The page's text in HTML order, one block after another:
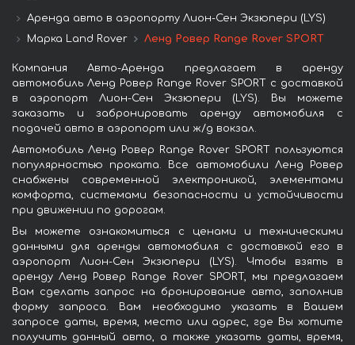
Аренда авто в аэропорту Лион-Сен Экзюпери (LYS)
Марка Land Rover
Ленд Ровер Range Rover SPORT
Компания Авто-Аренда предлагает в аренду
автомобиль Ленд Ровер Range Rover SPORT с доставкой
в аэропорт Лион-Сен Экзюпери (LYS). Вы можете
заказать и забронировать аренду автомобиля с
подачей авто в аэропорт или ж/д вокзал.
Автомобиль Ленд Ровер Range Rover SPORT пользуются
популярностью проката. Все автомобили Ленд Ровер
снабжены современной электроникой, элементами
комфорта, системами безопасности и устойчивости
при движении по дорогам.
Вы можете ознакомиться с ценами и техническими
данными для аренды автомобиля с доставкой его в
аэропорт Лион-Сен Экзюпери (LYS). Чтобы взять в
аренду Ленд Ровер Range Rover SPORT, мы предлагаем
Вам сделать запрос на бронирование авто, заполнив
форму запроса. Вам необходимо указать в Вашем
запросе даты, время, место или адрес, где Вы хотите
получить данный авто, а также указать даты, время,